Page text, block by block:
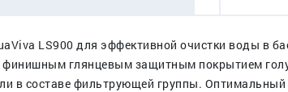
LS900 для эффективной очистки воды в
глянцевым защитным покрытием
в составе фильтрующей группы.